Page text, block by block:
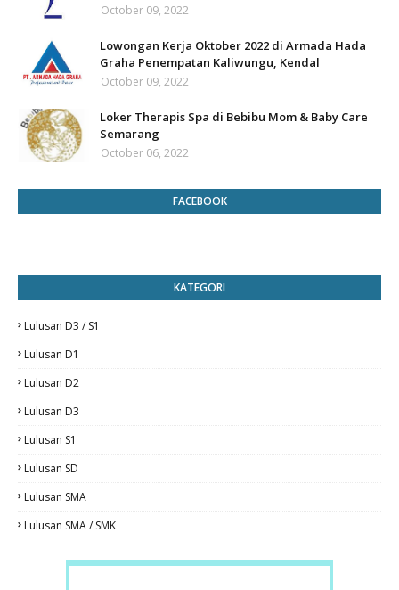
October 09, 2022
Lowongan Kerja Oktober 2022 di Armada Hada
Graha Penempatan Kaliwungu, Kendal
October 09, 2022
Loker Therapis Spa di Bebibu Mom & Baby Care
Semarang
October 06, 2022
FACEBOOK
KATEGORI
Lulusan D3 / S1
Lulusan D1
Lulusan D2
Lulusan D3
Lulusan S1
Lulusan SD
Lulusan SMA
Lulusan SMA / SMK